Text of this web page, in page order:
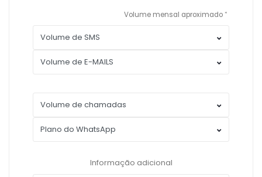
Volume mensal aproximado
Informação adicional